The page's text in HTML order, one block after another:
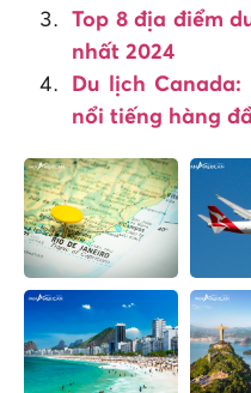
Top 8 địa điểm
nhất 2024
Du lịch
nổi tiếng hàng